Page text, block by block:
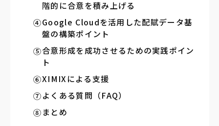
階的に合意を積み上げる
Google Cloudを活用した配賦データ基
盤の構築ポイント
合意形成を成功させるための実践ポイン
ト
XIMIXによる支援
よくある質問（FAQ）
まとめ